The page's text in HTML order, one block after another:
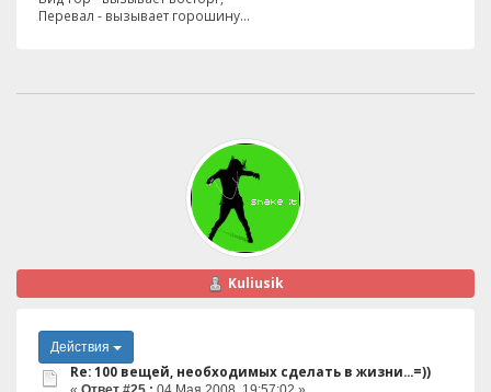
Перевал - вызывает горошину...
Kuliusik
Действия
Re: 100 вещей, необходимых сделать в жизни...=))